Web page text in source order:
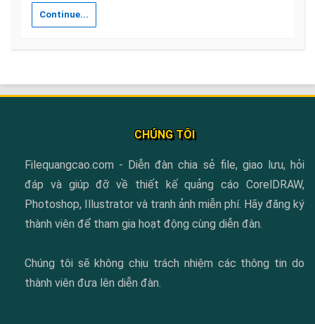
Continue...
CHÚNG TÔI
Filequangcao.com - Diễn đàn chia sẻ file, giao lưu, hỏi
đáp và giúp đỡ về thiết kế quảng cáo CorelDRAW,
Photoshop, Illustrator và tranh ảnh miễn phí. Hãy đăng ký
thành viên để tham gia hoạt động cùng diễn đàn.
Chúng tôi sẽ không chịu trách nhiệm các thông tin do
thành viên đưa lên diễn đàn.